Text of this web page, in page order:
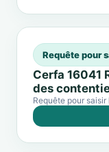
Requête pour
Cerfa 16041
des
Requête pour